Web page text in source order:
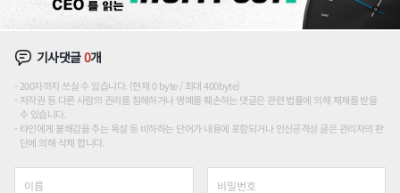
기사댓글0개
200자까지 쓰실 수 있습니다. (현재 0 byte / 최대 400byte)
저작권 등 다른 사람의 권리를 침해하거나 명예를 훼손하는 댓글은 관련 법률에 의해 제재를 받을
수 있습니다.
타인에게 불쾌감을 주는 욕설 등 비하하는 단어가 내용에 포함되거나 인신공격성 글은 관리자의 판
단에 의해 삭제 합니다.